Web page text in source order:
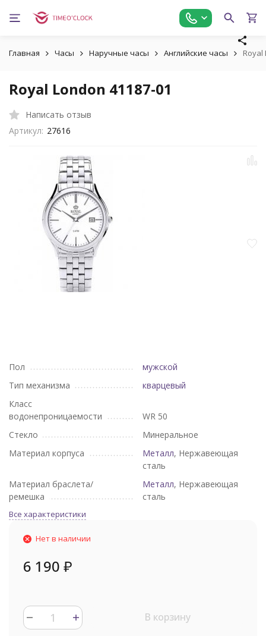
Главная Часы Наручные часы Английские часы Royal
Royal London 41187-01
Написать отзыв
Артикул: 27616
Пол
мужской
Тип механизма
кварцевый
Класс
водонепроницаемости
WR 50
Стекло
Минеральное
Материал корпуса
Металл, Нержавеющая
сталь
Материал браслета/
ремешка
Металл, Нержавеющая
сталь
Все характеристики
Нет в наличии
6 190 ₽
В корзину